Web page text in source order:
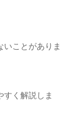
いことがありま
すく解説しま